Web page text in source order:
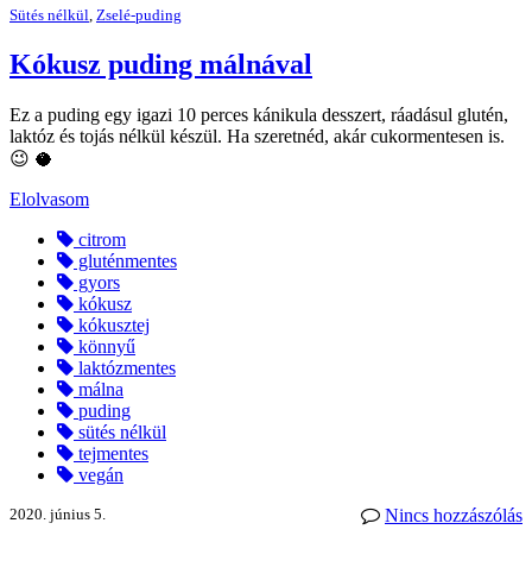
Sütés nélkül Zselé-puding
Kókusz puding málnával
Ez a puding egy igazi 10 perces kánikula desszert, ráadásul glutén,
laktóz és tojás nélkül készül. Ha szeretnéd, akár cukormentesen is.
😉 🥥
Elolvasom
citrom
gluténmentes
gyors
kókusz
kókusztej
könnyű
laktózmentes
málna
puding
sütés nélkül
tejmentes
vegán
Nincs hozzászólás
2020. június 5.